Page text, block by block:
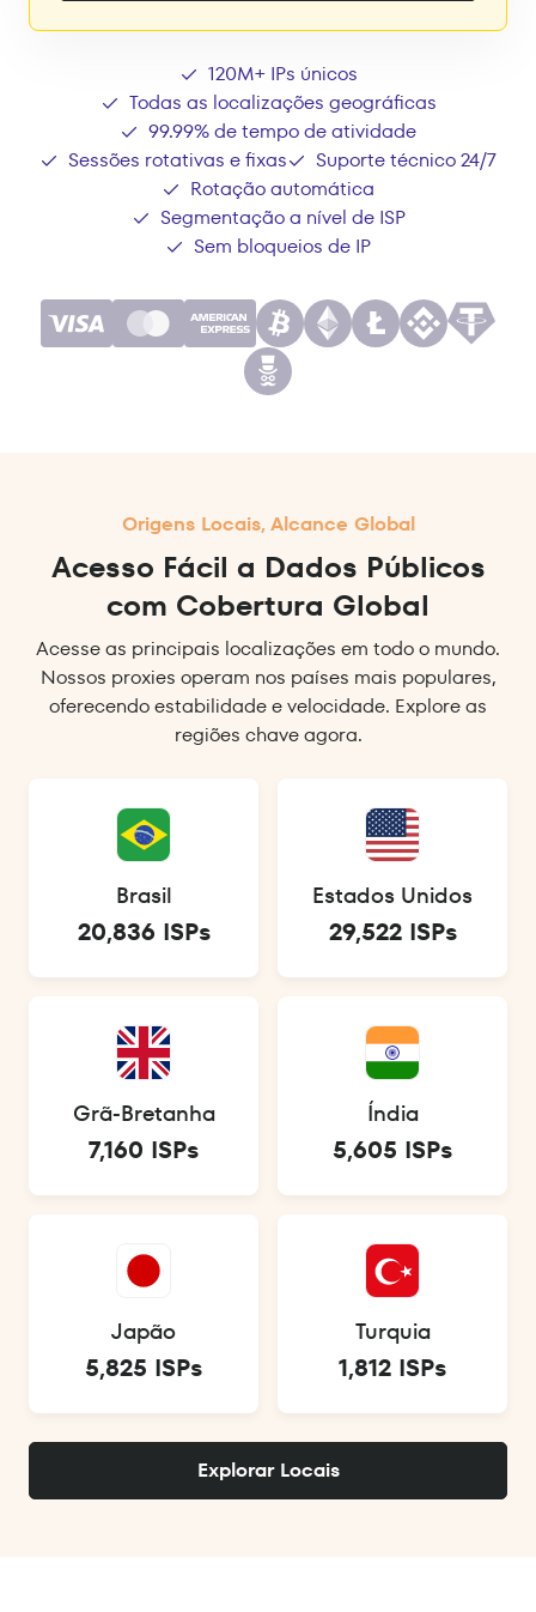
120M+ IPs únicos
Todas as localizações geográficas
99.99% de tempo de atividade
Sessões rotativas e fixas
Suporte técnico 24/7
Rotação automática
Segmentação a nível de ISP
Sem bloqueios de IP
Origens Locais, Alcance Global
Acesso Fácil a Dados Públicos
com Cobertura Global
Acesse as principais localizações em todo o mundo.
Nossos proxies operam nos países mais populares,
oferecendo estabilidade e velocidade. Explore as
regiões chave agora.
Brasil
20,836 ISPs
Estados Unidos
29,522 ISPs
Grã-Bretanha
7,160 ISPs
Índia
5,605 ISPs
Japão
5,825 ISPs
Turquia
1,812 ISPs
Explorar Locais